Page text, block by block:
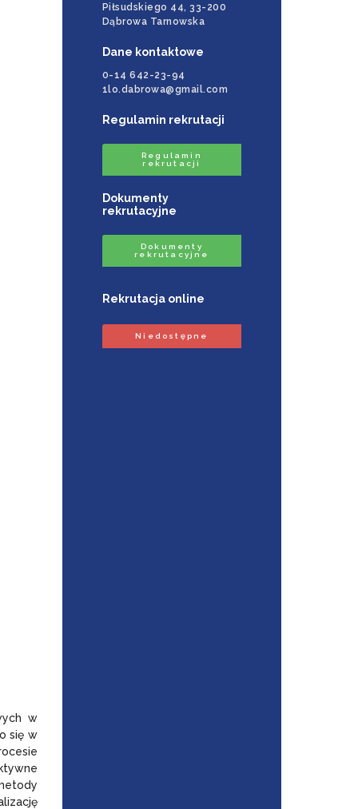
w
się w
Piłsudskiego 44, 33-200
Dąbrowa Tarnowska
Dane kontaktowe
0-14 642-23-94
1lo.dabrowa@gmail.com
Regulamin rekrutacji
Regulamin
rekrutacji
Dokumenty
rekrutacyjne
Dokumenty
rekrutacyjne
Rekrutacja online
Niedostępne